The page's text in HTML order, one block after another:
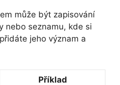
může být zapisování
nebo seznamu, kde si
jeho význam a
Příklad